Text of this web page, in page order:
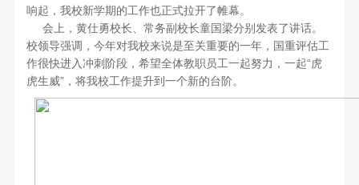
响起，我校新学期的工作也正式拉开了帷幕。
会上，黄仕勇校长、常务副校长童国梁分别发表了讲话。
校领导强调，今年对我校来说是至关重要的一年，国重评估工
作很快进入冲刺阶段，希望全体教职员工一起努力，一起“虎
虎生威”，将我校工作提升到一个新的台阶。